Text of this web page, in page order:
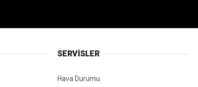
SERVİSLER
Hava Durumu